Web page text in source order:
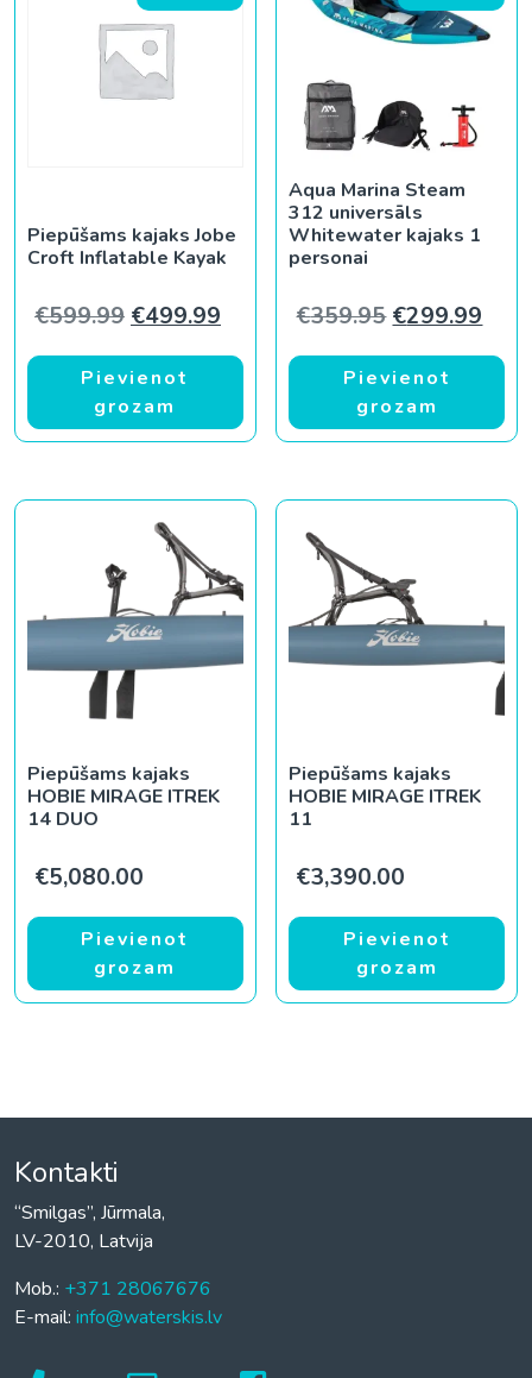
Piepūšams kajaks Jobe
Croft Inflatable Kayak
€599.99 Original price was: €599.99.
€499.99 Current price is: €499.99.
Pievienot
grozam
Aqua Marina Steam
312 universāls
Whitewater kajaks 1
personai
€359.95 Original
€299.99
Pievienot
grozam
Piepūšams kajaks
HOBIE MIRAGE ITREK
14 DUO
€5,080.00
Pievienot
grozam
Piepūšams kajaks
HOBIE MIRAGE ITREK
11
€3,390.00
Pievienot
grozam
Kontakti
“Smilgas”, Jūrmala,
LV-2010, Latvija
Mob.: +371 28067676
E-mail: info@waterskis.lv